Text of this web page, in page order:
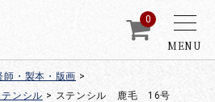
MENU
0
師・製本・版画 >
テンシル > ステンシル 鹿毛 16号